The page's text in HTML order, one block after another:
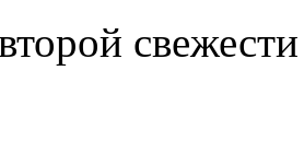
свежести